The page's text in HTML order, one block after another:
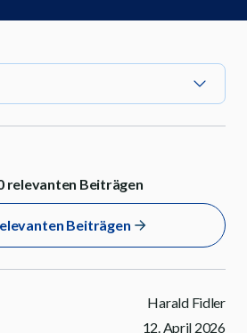
relevanten Beiträgen
Beiträgen
Harald Fidler
12. April 2026